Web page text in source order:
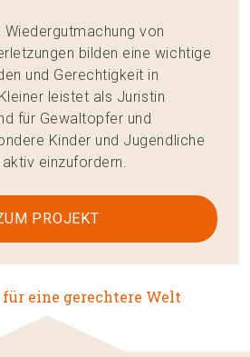
Wiedergutmachung von
bilden eine wichtige
und Gerechtigkeit in
leistet als Juristin
für Gewaltopfer und
Kinder und Jugendliche
einzufordern.
PROJEKT
für eine gerechtere Welt